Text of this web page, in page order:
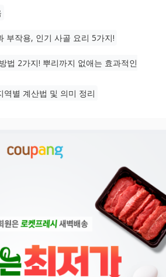
부작용, 인기 사골 요리 5가지!
법 2가지! 뿌리까지 없애는 효과적인
역별 계산법 및 의미 정리